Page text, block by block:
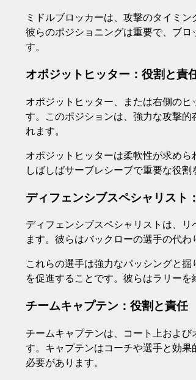
ミドルブロッカーは、攻撃のタイミ
彼らのポジショニングは重要で、ブ
す。
オポジットヒッター：役割と責
オポジットヒッター、または右側の
す。このポジションは、強力な攻撃
れます。
オポジットヒッターは柔軟性が求め
しばしばサーブレシーブで重要な役
ディフェンシブスペシャリスト
ディフェンシブスペシャリストは、
ます。彼らはバックローの選手の代
これらの選手は強力なパッシングと
を促進することです。彼らはラリー
チームキャプテン：役割と責任
チームキャプテンは、コート上およ
す。キャプテンはコーチや選手と効
必要があります。